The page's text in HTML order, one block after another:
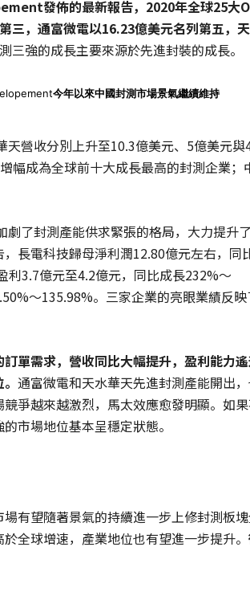
發佈的最新報告， 2020年全球25大
三，通富微電以16.23億美元名列第五，
強的成長主要來源於先進封裝的成長。
今年以來中國封測市場景氣繼續維持
營收分別上升至10.3億美元、5億美元與
幅成為全球前十大成長最高的封測企業；
了封測產能供求緊張的格局，大力提升
長電科技歸母淨利潤12.80億元左右，同
利3.7億元至4.2億元，同比成長232%～
～135.98%。三家企業的亮眼業績反映
單需求，營收同比大幅提升，盈利能力
通富微電和天水華天先進封測產能開出
爭越來越激烈，馬太效應愈發明顯。如
市場地位基本呈穩定狀態。
有望隨著景氣的持續進一步上修封測板
全球增速，產業地位也有望進一步提升。